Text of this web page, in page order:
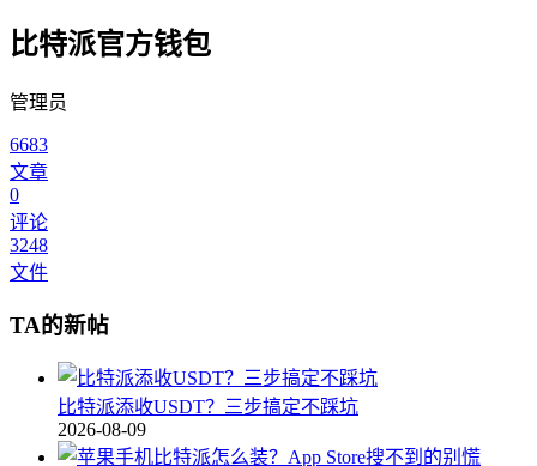
比特派官方钱包
管理员
6683
文章
0
评论
3248
文件
TA的新帖
比特派添收USDT？三步搞定不踩坑
2026-08-09